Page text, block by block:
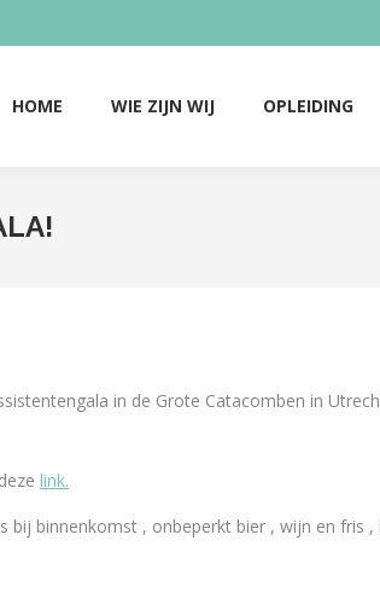
HOME WIE ZIJN WIJ OPLEIDING
in de Grote Catacomben in
link.
binnenkomst , onbeperkt bier , wijn en fris
HOME WIE ZIJN WIJ OPLEIDING